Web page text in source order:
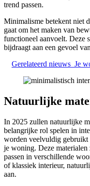
trend passen.
Minimalisme betekent niet
gaat om het maken van
functioneel aanvoelt. Deze
bijdraagt aan een gevoel
Gerelateerd nieuws Je
Natuurlijke
In 2025 zullen natuurlijke
belangrijke rol spelen in
worden veelvuldig gebruikt
je woning. Deze
passen in verschillende
of klassiek interieur,
aan.